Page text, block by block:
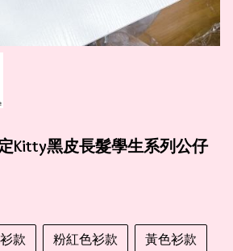
Kitty黑皮長髮學生系列公仔
款 粉紅色衫款 黃色衫款